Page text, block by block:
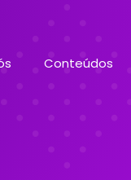
Conteúdos